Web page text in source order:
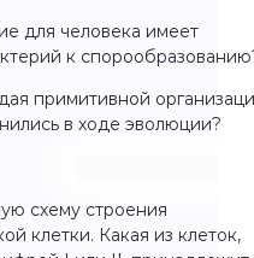
для человека имеет
к
примитивной
в ходе эволюции?
схему строения
клетки. Какая из клеток,